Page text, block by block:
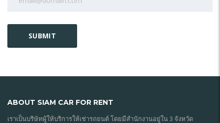
ABOUT SIAM CAR FOR RENT
เราเป็นบริษัทผู้ให้บริการให้เช่ารถยนต์ โดยมีสำนักงานอยู่ใน 3 จังหวัด